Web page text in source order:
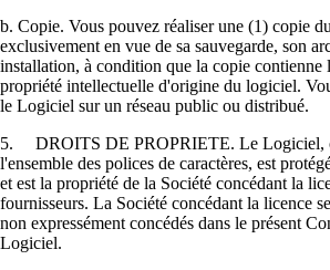
b. Copie. Vous pouvez réaliser une (1) copie
exclusivement en vue de sa sauvegarde, son
installation, à condition que la copie contienne
propriété intellectuelle d'origine du logiciel.
le Logiciel sur un réseau public ou distribué.
5. DROITS DE PROPRIETE. Le Logiciel,
l'ensemble des polices de caractères, est
et est la propriété de la Société concédant la
fournisseurs. La Société concédant la licence
non expressément concédés dans le présent
Logiciel.